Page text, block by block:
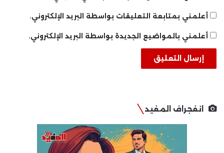
أعلمني بمتابعة التعليقات بواسطة البريد الإلكتروني.
أعلمني بالمواضيع الجديدة بواسطة البريد الإلكتروني.
انفجراف المفيد